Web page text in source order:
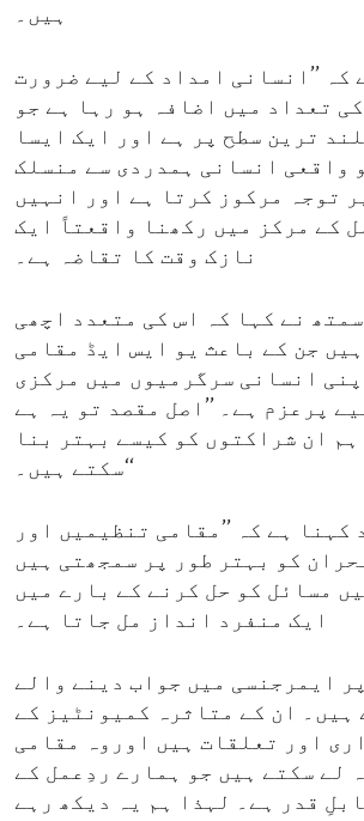
ہیں۔
کہ ’’انسانی امداد کے لیے ضرورت
تعداد میں اضافہ ہو رہا ہے جو
ترین سطح پر ہے اور ایک ایسا
واقعی انسانی ہمدردی سے منسلک
توجہ مرکوز کرتا ہے اور انہیں
کے مرکز میں رکھنا واقعتاً ایک
نازک وقت کا تقاضہ ہے۔
نے کہا کہ اس کی متعدد اچھی
جن کے باعث یو ایس ایڈ مقامی
انسانی سرگرمیوں میں مرکزی
پرعزم ہے۔ ’’اصل مقصد تو یہ ہے
ان شراکتوں کو کیسے بہتر بنا
سکتے ہیں۔‘‘
کہنا ہے کہ ’’مقامی تنظیمیں اور
کو بہتر طور پر سمجھتی ہیں
مسائل کو حل کرنے کے بارے میں
ایک منفرد انداز مل جاتا ہے۔
ایمرجنسی میں جواب دینے والے
ہیں۔ ان کے متاثرہ کمیونٹیز کے
اور تعلقات ہیں اوروہ مقامی
لے سکتے ہیں جو ہمارے ردِعمل کے
قدر ہے۔ لہذا ہم یہ دیکھ رہے